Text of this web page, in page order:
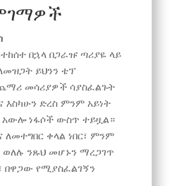
በኋላ በጋራዡ ጣሪያዬ ላይ
ይህንን ቴፕ
መሳሪያዎች ሳያስፈልጉት
እስካሁን ድረስ ምንም አይነት
አውሎ ነፋሶች ውስጥ ተይዟል።
ቀላል ነበር፣ ምንም
ወለሉ ንጹህ መሆኑን ማረጋገጥ
በዋጋው የሚያስፈልገኝን